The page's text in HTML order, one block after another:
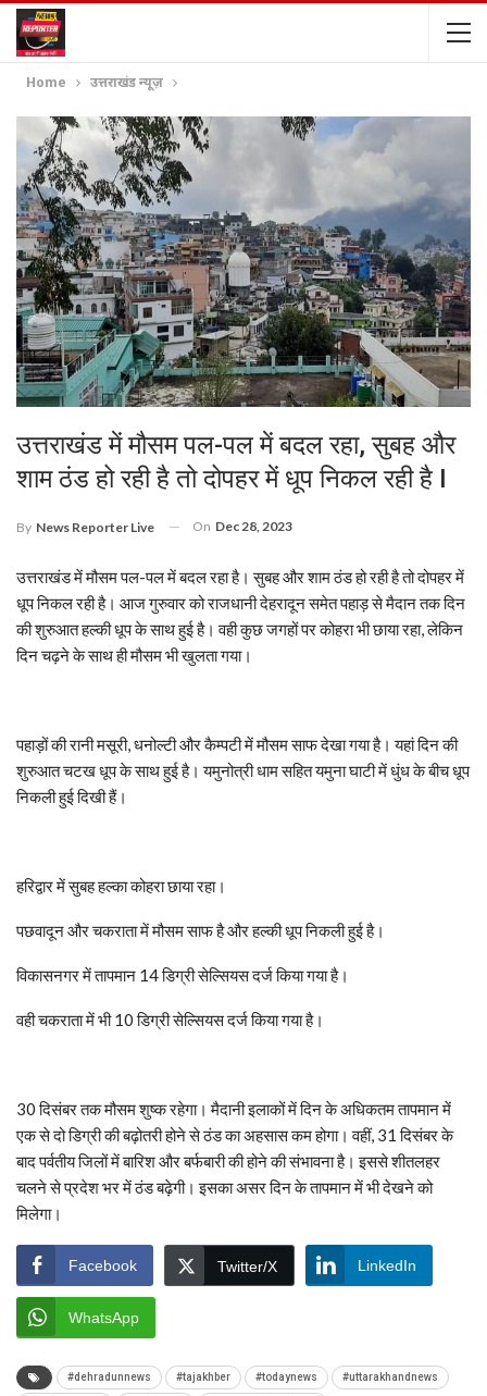
Home उत्तराखंड न्यूज़
उत्तराखंड में मौसम पल-पल में बदल रहा, सुबह और
शाम ठंड हो रही है तो दोपहर में धूप निकल रही है I
By News Reporter Live On Dec 28, 2023
उत्तराखंड में मौसम पल-पल में बदल रहा है। सुबह और शाम ठंड हो रही है तो दोपहर में
धूप निकल रही है। आज गुरुवार को राजधानी देहरादून समेत पहाड़ से मैदान तक दिन
की शुरुआत हल्की धूप के साथ हुई है। वही कुछ जगहों पर कोहरा भी छाया रहा, लेकिन
दिन चढ़ने के साथ ही मौसम भी खुलता गया।
पहाड़ों की रानी मसूरी, धनोल्टी और कैम्पटी में मौसम साफ देखा गया है। यहां दिन की
शुरुआत चटख धूप के साथ हुई है। यमुनोत्री धाम सहित यमुना घाटी में धुंध के बीच धूप
निकली हुई दिखी हैं।
हरिद्वार में सुबह हल्का कोहरा छाया रहा।
पछवादून और चकराता में मौसम साफ है और हल्की धूप निकली हुई है।
विकासनगर में तापमान 14 डिग्री सेल्सियस दर्ज किया गया है।
वही चकराता में भी 10 डिग्री सेल्सियस दर्ज किया गया है।
30 दिसंबर तक मौसम शुष्क रहेगा। मैदानी इलाकों में दिन के अधिकतम तापमान में
एक से दो डिग्री की बढ़ोतरी होने से ठंड का अहसास कम होगा। वहीं, 31 दिसंबर के
बाद पर्वतीय जिलों में बारिश और बर्फबारी की होने की संभावना है। इससे शीतलहर
चलने से प्रदेश भर में ठंड बढ़ेगी। इसका असर दिन के तापमान में भी देखने को
मिलेगा।
Facebook Twitter/X LinkedIn
WhatsApp
#dehradunnews #tajakhber #todaynews #uttarakhandnews